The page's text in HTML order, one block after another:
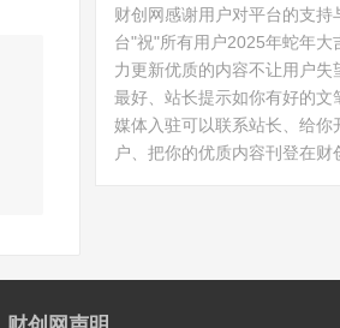
财创网感谢用户对平台的支持
台"祝"所有用户2025年蛇年大
力更新优质的内容不让用户失
最好、站长提示如你有好的文
媒体入驻可以联系站长、给你
户、把你的优质内容刊登在财